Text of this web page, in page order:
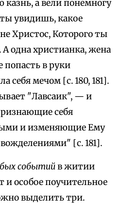
а вели понемногу
увидишь, какое
Христос, Которого ты
А одна христианка, жена
попасть в руки
себя мечом [с. 180, 181].
"Лавсаик", — и
себя
и изменяющие Ему
[с. 181].
событийв житии
особое поучительное
выделить три.